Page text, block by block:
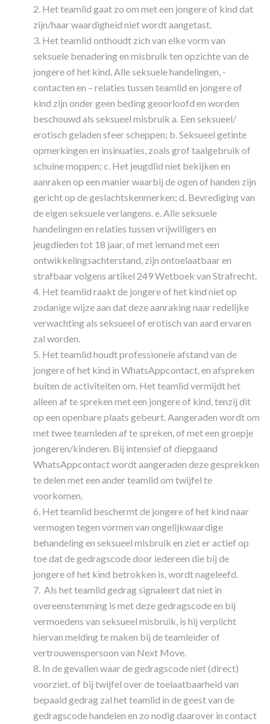
Het teamlid gaat zo om met een jongere of kind dat
zijn/haar waardigheid niet wordt aangetast.
Het teamlid onthoudt zich van elke vorm van
seksuele benadering en misbruik ten opzichte van de
jongere of het kind. Alle seksuele handelingen, -
contacten en – relaties tussen teamlid en jongere of
kind zijn onder geen beding geoorloofd en worden
beschouwd als seksueel misbruik a. Een seksueel/
erotisch geladen sfeer scheppen; b. Seksueel getinte
opmerkingen en insinuaties, zoals grof taalgebruik of
schuine moppen; c. Het jeugdlid niet bekijken en
aanraken op een manier waarbij de ogen of handen zijn
gericht op de geslachtskenmerken; d. Bevrediging van
de eigen seksuele verlangens. e. Alle seksuele
handelingen en relaties tussen vrijwilligers en
jeugdleden tot 18 jaar, of met iemand met een
ontwikkelingsachterstand, zijn ontoelaatbaar en
strafbaar volgens artikel 249 Wetboek van Strafrecht.
Het teamlid raakt de jongere of het kind niet op
zodanige wijze aan dat deze aanraking naar redelijke
verwachting als seksueel of erotisch van aard ervaren
zal worden.
Het teamlid houdt professionele afstand van de
jongere of het kind in WhatsAppcontact, en afspreken
buiten de activiteiten om. Het teamlid vermijdt het
alleen af te spreken met een jongere of kind, tenzij dit
op een openbare plaats gebeurt. Aangeraden wordt om
met twee teamleden af te spreken, of met een groepje
jongeren/kinderen. Bij intensief of diepgaand
WhatsAppcontact wordt aangeraden deze gesprekken
te delen met een ander teamlid om twijfel te
voorkomen.
Het teamlid beschermt de jongere of het kind naar
vermogen tegen vormen van ongelijkwaardige
behandeling en seksueel misbruik en ziet er actief op
toe dat de gedragscode door iedereen die bij de
jongere of het kind betrokken is, wordt nageleefd.
Als het teamlid gedrag signaleert dat niet in
overeenstemming is met deze gedragscode en bij
vermoedens van seksueel misbruik, is hij verplicht
hiervan melding te maken bij de teamleider of
vertrouwenspersoon van Next Move.
In de gevallen waar de gedragscode niet (direct)
voorziet, of bij twijfel over de toelaatbaarheid van
bepaald gedrag zal het teamlid in de geest van de
gedragscode handelen en zo nodig daarover in contact